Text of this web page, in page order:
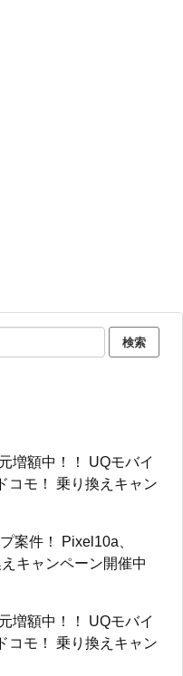
増額中！！ UQモバイ
コモ！ 乗り換えキャン
案件！ Pixel10a、
キャンペーン開催中
増額中！！ UQモバイ
コモ！ 乗り換えキャン